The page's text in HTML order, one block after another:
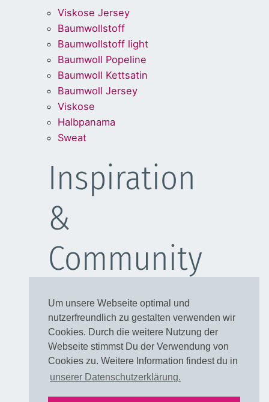
Um unsere Webseite optimal und
nutzerfreundlich zu gestalten verwenden wir
Cookies. Durch die weitere Nutzung der
Webseite stimmst Du der Verwendung von
Cookies zu. Weitere Information findest du in
unserer Datenschutzerklärung.
Viskose Jersey
Baumwollstoff
Baumwollstoff light
Baumwoll Popeline
Baumwoll Kettsatin
Baumwoll Jersey
Viskose
Halbpanama
Sweat
Inspiration
&
Community
Kleider
Blusen
Taschen
Rechtliches